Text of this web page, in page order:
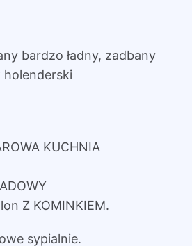
bardzo ładny, zadbany
KUCHNIA
Z KOMINKIEM.
sypialnie.